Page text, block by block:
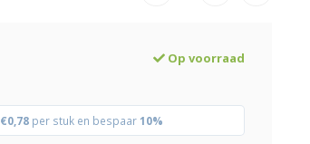
Op voorraad
€0,78 per stuk en bespaar 10%